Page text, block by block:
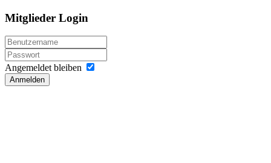
Mitglieder Login
Angemeldet bleiben
Anmelden